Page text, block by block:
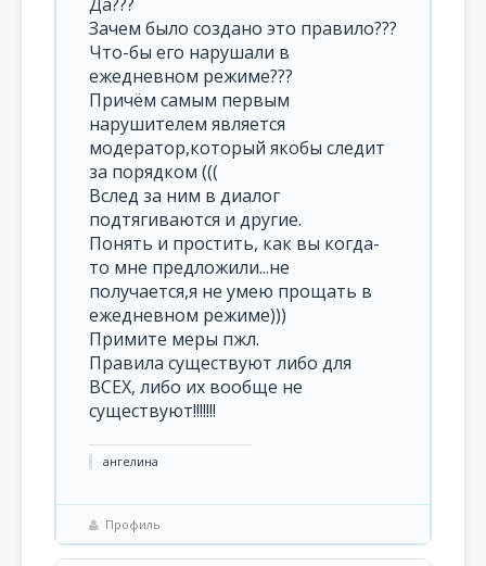
Зачем было создано это правило???
Что-бы его нарушали в
ежедневном режиме???
Причём самым первым
нарушителем является
модератор,который якобы следит
за порядком (((
Вслед за ним в диалог
подтягиваются и другие.
Понять и простить, как вы когда-
то мне предложили...не
получается,я не умею прощать в
ежедневном режиме)))
Примите меры пжл.
Правила существуют либо для
ВСЕХ, либо их вообще не
существуют!!!!!!!
ангелина
Профиль